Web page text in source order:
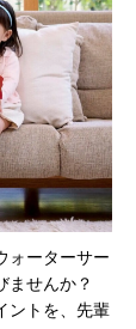
ォーターサー
ませんか？
ントを、先輩